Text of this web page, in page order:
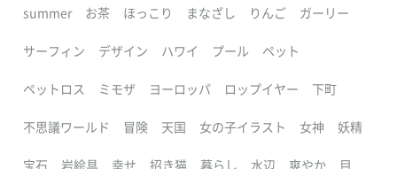
summer お茶 ほっこり まなざし りんご ガーリー
サーフィン デザイン ハワイ プール ペット
ペットロス ミモザ ヨーロッパ ロップイヤー 下町
不思議ワールド 冒険 天国 女の子イラスト 女神 妖精
宝石 岩絵具 幸せ 招き猫 暮らし 水辺 爽やか 目